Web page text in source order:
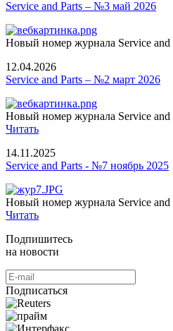
Service and Parts – №3 май 2026
Новый номер журнала Service
12.04.2026
Service and Parts – №2 март 2026
Новый номер журнала Service
Читать
14.11.2025
Service and Parts - №7 ноябрь 2025
Новый номер журнала Service
Читать
Подпишитесь
на новости
Подписаться